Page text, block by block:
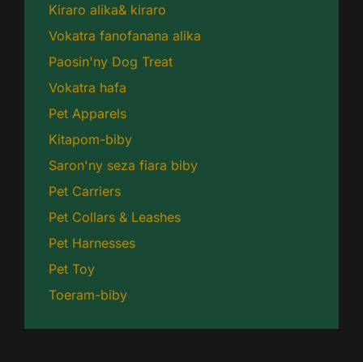
Kiraro alika& kiraro
Vokatra fanofanana alika
Paosin'ny Dog Treat
Vokatra hafa
Pet Apparels
Kitapom-biby
Saron'ny seza fiara biby
Pet Carriers
Pet Collars & Leashes
Pet Harnesses
Pet Toy
Toeram-biby